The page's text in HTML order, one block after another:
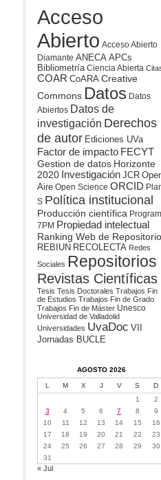
Acceso
Abierto Acceso Abierto
Diamante ANECA APCs
Bibliometría Ciencia Abierta
COAR CoARA Creative
Commons Datos Datos
Abiertos Datos de
investigación Derechos
de autor Ediciones UVa
Factor de impacto FECYT
Gestion de datos Horizonte
2020 Investigación JCR
Aire Open Science ORCID
S Política institucional
Producción científica
7PM Propiedad intelectual
Ranking Web de
REBIUN RECOLECTA Redes
Sociales Repositorios
Revistas Científicas
Tesis Tesis Doctorales Trabajos Fin
de Estudios Trabajos Fin de Grado
Trabajos Fin de Máster Unesco
Universidad de Valladolid
Universidades UvaDoc VII
Jornadas BUCLE
AGOSTO 2026
L M X J V S
D
1
2
3
4 5 6 7 8
9
10
11 12 13 14 15
16
17
18 19 20 21 22
23
24
25 26 27 28 29
30
31
« Jul